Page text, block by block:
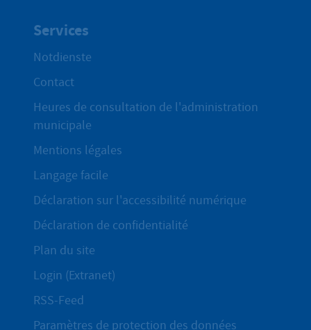
Services
Notdienste
Contact
Heures de consultation de l'administration
municipale
Mentions légales
Langage facile
Déclaration sur l'accessibilité numérique
Déclaration de confidentialité
Plan du site
Login (Extranet)
RSS-Feed
Paramètres de protection des données